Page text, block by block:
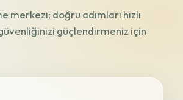
doğru adımları hızlı
güçlendirmeniz için